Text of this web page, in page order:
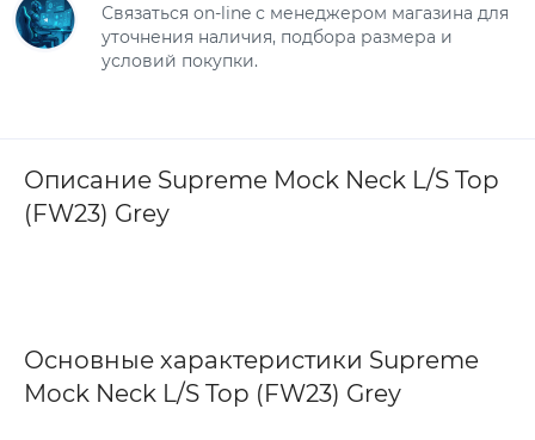
Связаться on-line с менеджером магазина для
уточнения наличия, подбора размера и
условий покупки.
Описание Supreme Mock Neck L/S Top
(FW23) Grey
Основные характеристики Supreme
Mock Neck L/S Top (FW23) Grey